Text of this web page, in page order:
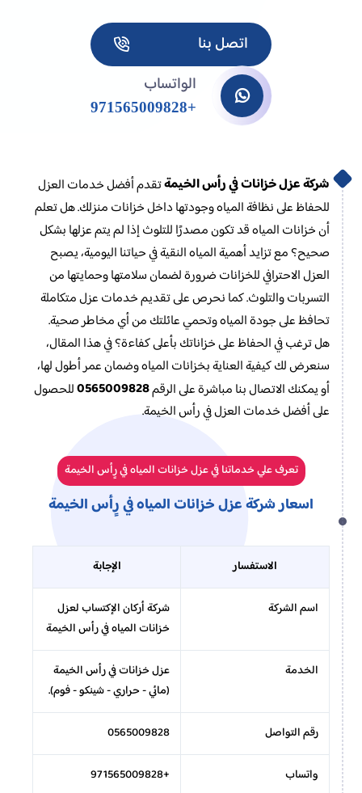
اتصل بنا
الواتساب
+971565009828
شركة عزل خزانات في رأس الخيمةتقدم أفضل خدمات العزل
للحفاظ على نظافة المياه وجودتها داخل خزانات منزلك. هل تعلم
أن خزانات المياه قد تكون مصدرًا للتلوث إذا لم يتم عزلها بشكل
صحيح؟ مع تزايد أهمية المياه النقية في حياتنا اليومية، يصبح
العزل الاحترافي للخزانات ضرورة لضمان سلامتها وحمايتها من
التسربات والتلوث. كما نحرص على تقديم خدمات عزل متكاملة
تحافظ على جودة المياه وتحمي عائلتك من أي مخاطر صحية.
هل ترغب في الحفاظ على خزاناتك بأعلى كفاءة؟ في هذا المقال،
سنعرض لك كيفية العناية بخزانات المياه وضمان عمر أطول لها،
أو يمكنك الاتصال بنا مباشرة على الرقم0565009828للحصول
على أفضل خدمات العزل في رأس الخيمة.
تعرف علي خدماتنا في عزل خزانات المياه في رٍأس الخيمة
اسعار شركة عزل خزانات المياه في رٍأس الخيمة
الاستفسار الإجابة
اسم الشركة
شركة أركان الإكتساب لعزل
خزانات المياه في رأس الخيمة
الخدمة
عزل خزانات في رأس الخيمة
(مائي - حراري - شينكو - فوم).
رقم التواصل 0565009828
واتساب +971565009828